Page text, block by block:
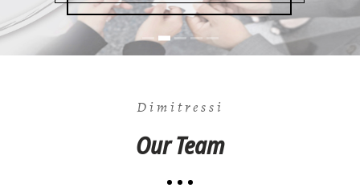
Dimitressi
Our Team